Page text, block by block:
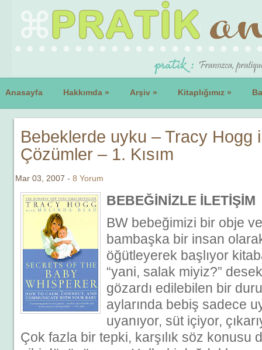
Anasayfa Hakkımda » Arşiv » Kitaplığımız »
Bebeklerde uyku – Tracy Hogg
Çözümler – 1. Kısım
Mar 03, 2007 - 8 Yorum
BEBEĞİNİZLE İLETİŞİM
BW bebeğimizi bir obje
bambaşka bir insan
öğütleyerek başlıyor
“yani, salak miyiz?”
gözardı edilebilen bir
aylarında bebiş sadece
uyanıyor, süt içiyor,
Çok fazla bir tepki, karşılık söz konusu